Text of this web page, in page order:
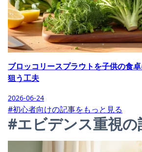
ブロッコリースプラウトを子供の食
狙う工夫
2026-06-24
#初心者向けの記事をもっと見る
#エビデンス重視の